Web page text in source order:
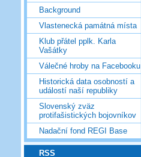
Background
Vlastenecká památná místa
Klub přátel pplk. Karla
Vašátky
Válečné hroby na Facebooku
Historická data osobností a
událostí naší republiky
Slovenský zväz
protifašistických bojovníkov
Nadační fond REGI Base
RSS